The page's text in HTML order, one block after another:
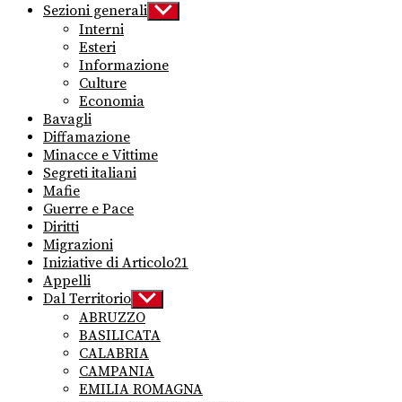
Sezioni generali Show
sub
Interni
Esteri
Informazione
Culture
Economia
Bavagli
Diffamazione
Minacce e Vittime
Segreti italiani
Mafie
Guerre e Pace
Diritti
Migrazioni
Iniziative di Articolo21
Appelli
Dal Territorio Show
sub
menu
ABRUZZO
BASILICATA
CALABRIA
CAMPANIA
EMILIA ROMAGNA